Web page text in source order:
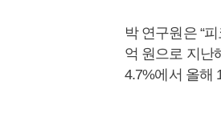
박 연구원은 “
억 원으로 지난
4.7%에서 올해